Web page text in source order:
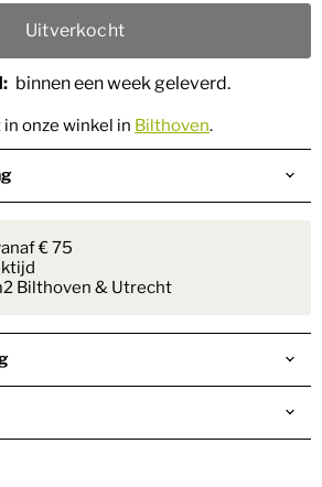
Uitverkocht
binnen een week geleverd.
onze winkel in Bilthoven.
€ 75
Bilthoven & Utrecht